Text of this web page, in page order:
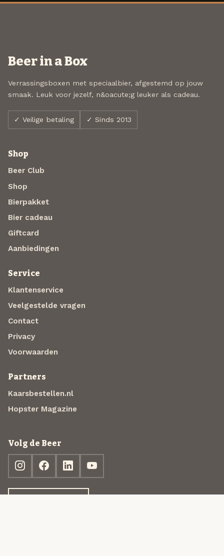
Beer in a Box
Verrassingsboxen met speciaalbier, afgestemd op jouw
smaak. Leuk voor jezelf, n&oacute;g leuker als cadeau.
✓ Veilige betaling ✓ Sinds 2013
Shop
Beer Club
Shop
Bierpakket
Bier cadeau
Giftcard
Aanbiedingen
Service
Klantenservice
Veelgestelde vragen
Contact
Privacy
Voorwaarden
Partners
Kaarsbestellen.nl
Hopster Magazine
Volg de Beer